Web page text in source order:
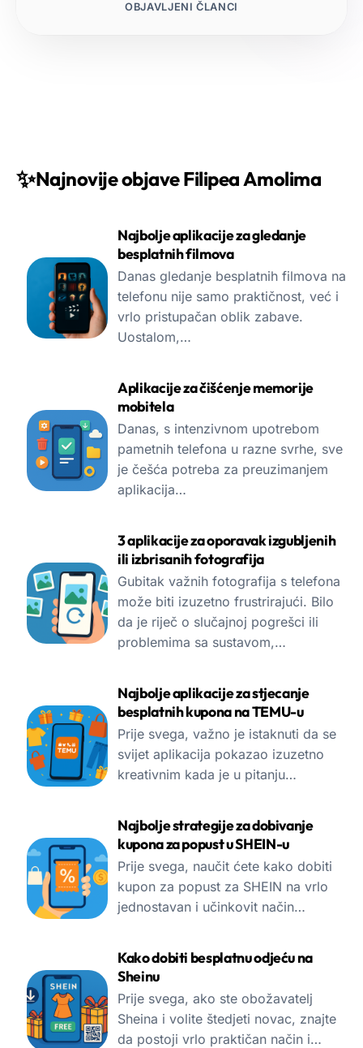
OBJAVLJENI ČLANCI
✨Najnovije objave Filipea Amolima
Najbolje aplikacije za gledanje
besplatnih filmova
Danas gledanje besplatnih filmova na
telefonu nije samo praktičnost, već i
vrlo pristupačan oblik zabave.
Uostalom,…
Aplikacije za čišćenje memorije
mobitela
Danas, s intenzivnom upotrebom
pametnih telefona u razne svrhe, sve
je češća potreba za preuzimanjem
aplikacija…
3 aplikacije za oporavak izgubljenih
ili izbrisanih fotografija
Gubitak važnih fotografija s telefona
može biti izuzetno frustrirajući. Bilo
da je riječ o slučajnoj pogrešci ili
problemima sa sustavom,…
Najbolje aplikacije za stjecanje
besplatnih kupona na TEMU-u
Prije svega, važno je istaknuti da se
svijet aplikacija pokazao izuzetno
kreativnim kada je u pitanju…
Najbolje strategije za dobivanje
kupona za popust u SHEIN-u
Prije svega, naučit ćete kako dobiti
kupon za popust za SHEIN na vrlo
jednostavan i učinkovit način…
Kako dobiti besplatnu odjeću na
Sheinu
Prije svega, ako ste obožavatelj
Sheina i volite štedjeti novac, znajte
da postoji vrlo praktičan način i…